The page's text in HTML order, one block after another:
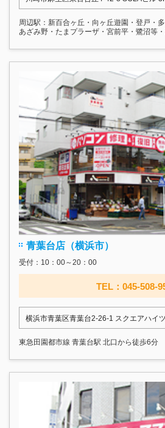
周辺駅：新百合ヶ丘・向ヶ丘遊園・登戸・
あざみ野・たまプラーザ・宮前平・鷺沼等
青葉台店（横浜市）
受付：10：00～20：00
TEL：045-508-
横浜市青葉区青葉台2-26-1 スクエアハイ
東急田園都市線 青葉台駅 北口から徒歩6分